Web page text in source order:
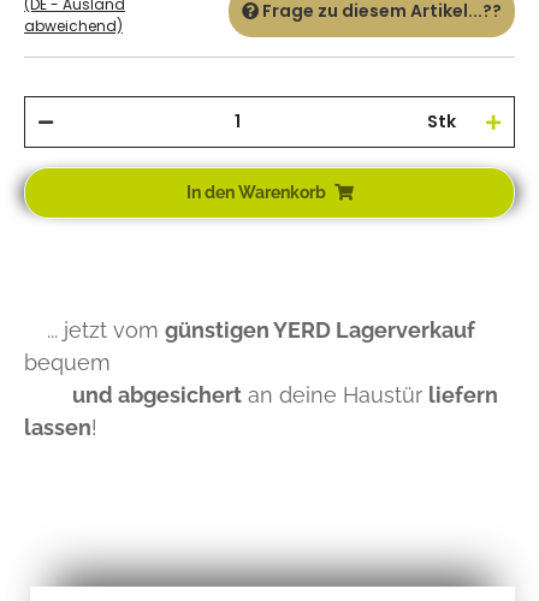
abweichend)
Frage zu diesem Artikel...??
Stk
In den Warenkorb
... jetzt vom günstigen YERD Lagerverkauf
bequem
und abgesichert an deine Haustür liefern
lassen!